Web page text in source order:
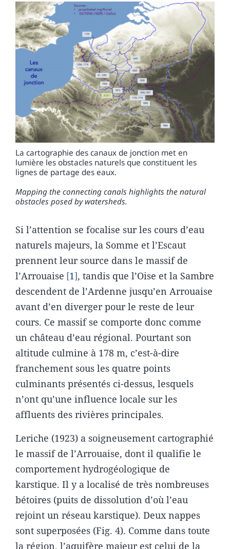
La cartographie des canaux de jonction met en
lumière les obstacles naturels que constituent les
lignes de partage des eaux.
Mapping the connecting canals highlights the natural
obstacles posed by watersheds.
Si l’attention se focalise sur les cours d’eau
naturels majeurs, la Somme et l’Escaut
prennent leur source dans le massif de
l’Arrouaise 1 , tandis que l’Oise et la Sambre
descendent de l’Ardenne jusqu’en Arrouaise
avant d’en diverger pour le reste de leur
cours. Ce massif se comporte donc comme
un château d’eau régional. Pourtant son
altitude culmine à 178 m, c’est-à-dire
franchement sous les quatre points
culminants présentés ci-dessus, lesquels
n’ont qu’une influence locale sur les
affluents des rivières principales.
Leriche (1923) a soigneusement cartographié
le massif de l’Arrouaise, dont il qualifie le
comportement hydrogéologique de
karstique. Il y a localisé de très nombreuses
bétoires (puits de dissolution d’où l’eau
rejoint un réseau karstique). Deux nappes
sont superposées (Fig. 4). Comme dans toute
la région, l’aquifère majeur est celui de la